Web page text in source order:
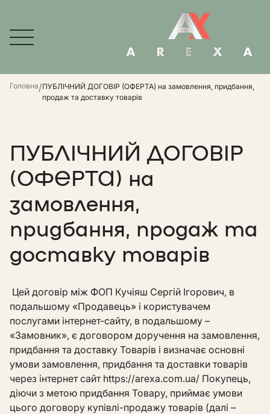
Головна/ПУБЛІЧНИЙ ДОГОВІР (ОФЕРТА) на замовлення, придбання,
продаж та доставку товарів
ПУБЛІЧНИЙ ДОГОВІР
(ОФЕРТА) на
замовлення,
придбання, продаж та
доставку товарів
Цей договір між ФОП Кучіяш Сергій Ігорович, в
подальшому «Продавець» і користувачем
послугами інтернет-сайту, в подальшому –
«Замовник», є договором доручення на замовлення,
придбання та доставку Товарів і визначає основні
умови замовлення, придбання та доставки товарів
через інтернет сайт https://arexa.com.ua/ Покупець,
діючи з метою придбання Товару, приймає умови
цього договору купівлі-продажу товарів (далі –